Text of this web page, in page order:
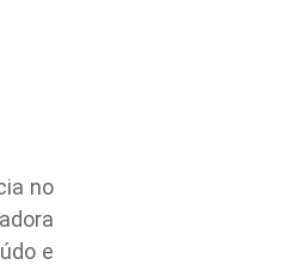
no
e